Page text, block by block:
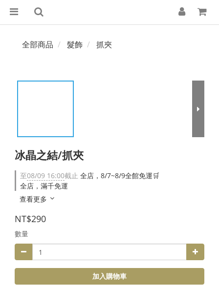
全部商品 髮飾 抓夾
冰晶之結/抓夾
至08/09 16:00截止 全店，8/7~8/9全館免運🛒
全店，滿千免運
查看更多
NT$290
數量
加入購物車